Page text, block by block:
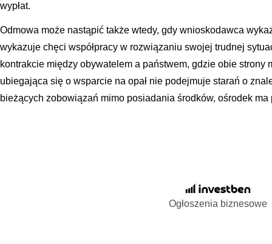
wypłat.
Odmowa może nastąpić także wtedy, gdy wnioskodawca
wykazuje chęci współpracy w rozwiązaniu swojej trudnej
kontrakcie między obywatelem a państwem, gdzie obie
ubiegająca się o wsparcie na opał nie podejmuje starań o
bieżących zobowiązań mimo posiadania środków, ośrodek
Ogłoszenia biznesowe